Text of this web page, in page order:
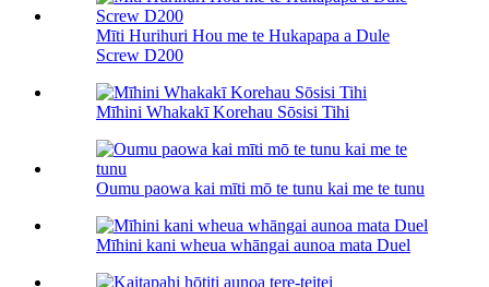
Mīti Hurihuri Hou me te Hukapapa a Dule
Screw D200
Mīhini Whakakī Korehau Sōsisi Tihi
Oumu paowa kai mīti mō te tunu kai me te tunu
Mīhini kani wheua whāngai aunoa mata Duel